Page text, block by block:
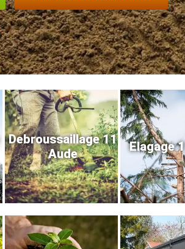
Debroussaillage 11
Aude
Elagage